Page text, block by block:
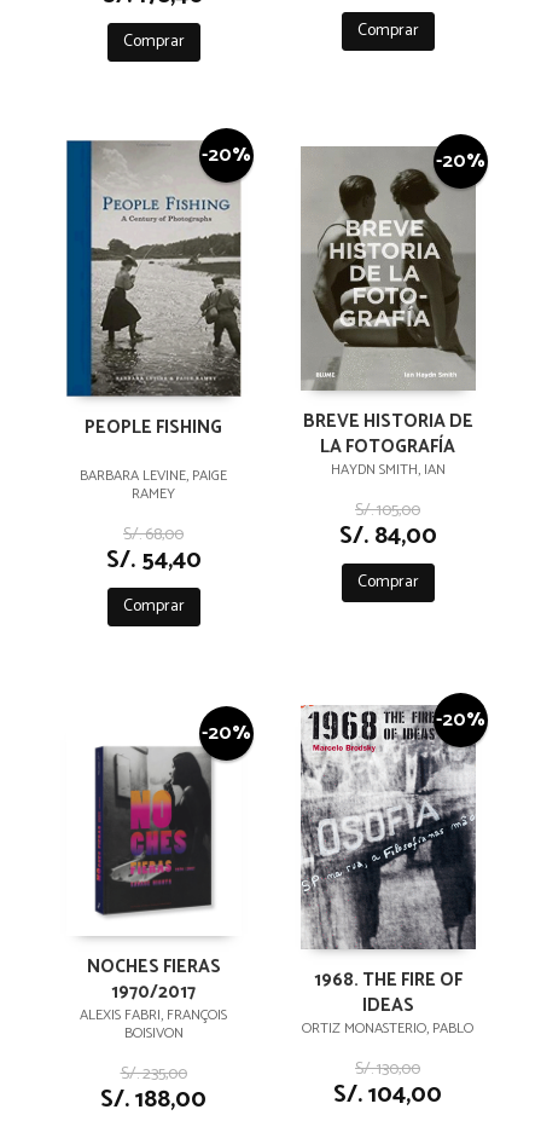
Comprar Comprar
-20%
PEOPLE FISHING
BARBARA LEVINE, PAIGE
RAMEY
S/. 68,00
S/. 54,40
Comprar
-20%
BREVE HISTORIA DE
LA FOTOGRAFÍA
HAYDN SMITH, IAN
S/. 105,00
S/. 84,00
Comprar
-20%
NOCHES FIERAS
1970/2017
ALEXIS FABRI, FRANÇOIS
BOISIVON
S/. 235,00
S/. 188,00
-20%
1968. THE FIRE OF
IDEAS
ORTIZ MONASTERIO, PABLO
S/. 130,00
S/. 104,00